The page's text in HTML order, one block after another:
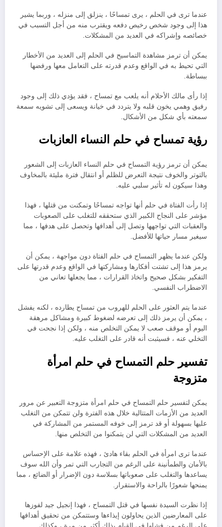
عندما ترى في الحلم ، يرى تمساحًا ، ينزلق إلى منزله ، وربما يشير
هذا إلى وجود شخص رخيص دفعه ويقترب منه من أجل التسبب في
خصائصه وإشراكه في العديد من المشكلات.
يمكن أن ترمز مشاهدة التماسيح في الحلم إلى العديد من الأخطار
التي تحيط به في الواقع وعدم قدرته على التعامل معها ورفضها
ببساطة.
إذا رأى مالك الأحلام أنه يلعب مع تمساح ، فقد يؤدي ذلك إلى وجود
رفيق وهمي يخون قلبه ولا يتردد في خيانة ويسعى إلى تشويه سمعة
سمعته بأي شكل من الأشكال.
رؤية تمساح في حلم النساء العازبات
يمكن أن ترمز رؤية التمساح في حلم النساء العازبات إلى الشعور
بالتوتر والخوف نتيجة التعرض للظلم أو انتقال فترة مليئة بالمخاوف
وهذا سيكون له تأثير سلبي عليه.
إذا رأت الفتاة في حلم أنها تواجه تمساحًا وتمكنت من قتلها ، فهذا
مؤشر على النجاح الكبير الذي ستحققه للتغلب على الصعوبات
والعقبات التي تواجهها وتصل إلى أهدافها وتحصل على هدفها ، مما
سيغير مسار حياتها للأفضل.
ولكن عندما يظهر التمساح في حلم الفتاة دون مواجهة ، يمكن أن
يرمز هذا إلى تشتت أفكارها ومشاركتها في الواقع وعدم قدرتها على
التفكير بشكل صحيح واتخاذ القرارات ، مما يجعلها تعاني من
الاضطراب النفسي.
عندما يتم العثور على الحلم للهروب من تمساح يطارده ، لكنه يفشل
، يمكن أن يرمز ذلك إلى تعرضه لضغوط كبيرة ومشاكل مرهقة
اليوم أو موقف صعب لا يمكن التخلص منه ، ولكن إذا نجحت في
التخلي عنه ، فسيثبت أنه قادر على التغلب عليه.
تفسير حلم التمساح في حلم امرأة
متزوجة
يمكن لتفسير حلم التمساح في حلم امرأة متزوجة التعبير عن مرور
العديد من الأزمات المتتالية خلال هذه الفترة ولن تتمكن من التغلب
عليها بسهولة أو قد ترمز إلى خوفه المستمر من المشاركة في
العديد من المشكلات التي لن يتمكنوا من التخلص منها.
عندما ترى امرأة في الحلم بقاء هادئ ، فهذه علامة على الإحساس
بالأمان والطمأنينة على الرغم من التجارب التي تمر وأن الله سوف
يساعدها والتغلب على صعوباتها بسلاسة دون الإضرار أو الضائع ، مما
يمنحها شعورًا بالراحة والاستقرار.
إذا نظرت السيدة نفسها في قتل التمساح ، فهذا إنجيل جيد لفوزها
على المعارضين الذين يحاولون إيذاءها وستتمكن من تحقيق أهدافها